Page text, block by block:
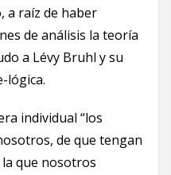
a raíz de haber
de análisis la teoría
a Lévy Bruhl y su
lógica.
individual “los
de que tengan
que nosotros